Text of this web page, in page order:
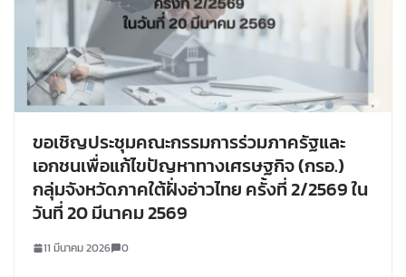
ขอเชิญประชุมคณะกรรมการร่วมภาครัฐและ
เอกชนเพื่อแก้ไขปัญหาทางเศรษฐกิจ (กรอ.)
กลุ่มจังหวัดภาคใต้ฝั่งอ่าวไทย ครั้งที่ 2/2569 ใน
วันที่ 20 มีนาคม 2569
11 มีนาคม 2026 0